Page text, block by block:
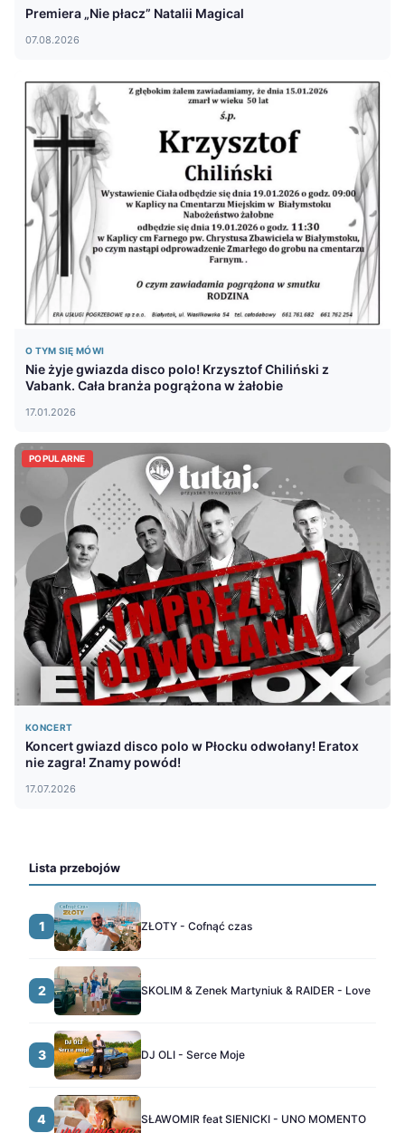
Premiera „Nie płacz” Natalii Magical
07.08.2026
O TYM SIĘ MÓWI
Nie żyje gwiazda disco polo! Krzysztof Chiliński z
Vabank. Cała branża pogrążona w żałobie
17.01.2026
POPULARNE
KONCERT
Koncert gwiazd disco polo w Płocku odwołany! Eratox
nie zagra! Znamy powód!
17.07.2026
Lista przebojów
1 ZŁOTY - Cofnąć czas
2 SKOLIM & Zenek Martyniuk & RAIDER - Love
3 DJ OLI - Serce Moje
4 SŁAWOMIR feat SIENICKI - UNO MOMENTO